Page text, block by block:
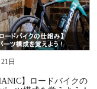
日
】ロードバイクの